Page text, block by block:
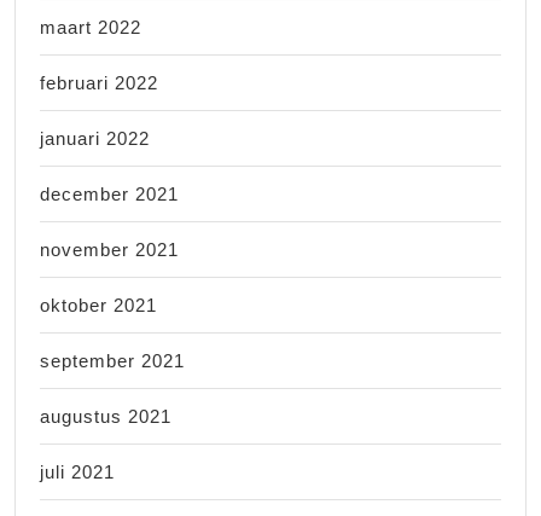
maart 2022
februari 2022
januari 2022
december 2021
november 2021
oktober 2021
september 2021
augustus 2021
juli 2021